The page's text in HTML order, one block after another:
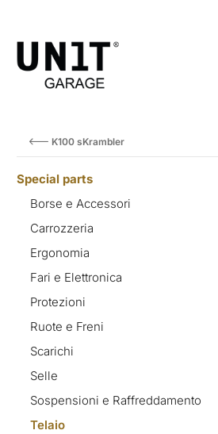
K100 sKrambler
Special parts
Borse e Accessori
Carrozzeria
Ergonomia
Fari e Elettronica
Protezioni
Ruote e Freni
Scarichi
Selle
Sospensioni e Raffreddamento
Telaio